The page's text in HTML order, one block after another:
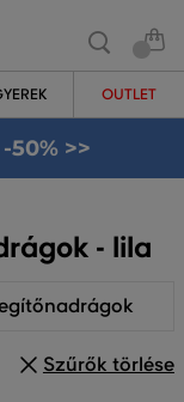
OUTLET
50% >>
- lila
Szűrők törlése